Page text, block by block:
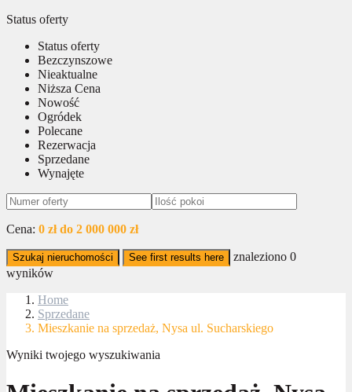
Status oferty
Status oferty
Bezczynszowe
Nieaktualne
Niższa Cena
Nowość
Ogródek
Polecane
Rezerwacja
Sprzedane
Wynajęte
Cena: 0 zł do 2 000 000 zł
Szukaj nieruchomości See first results here znaleziono 0
wyników
Home
Sprzedane
Mieszkanie na sprzedaż, Nysa ul. Sucharskiego
Wyniki twojego wyszukiwania